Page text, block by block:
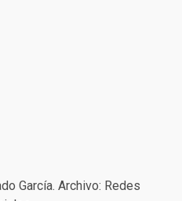
García. Archivo: Redes